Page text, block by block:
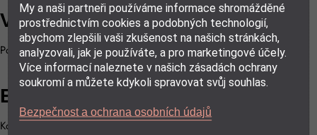
Vždy po ruke
Pomôcka je veľmi ľahká a vďaka tomu prenosná.
Ergonomický dizajn
Konštrukcia s ergonomickým tvarom písmena U.
My a naši partneři používáme informace shromážděné
prostřednictvím cookies a podobných technologií,
abychom zlepšili vaši zkušenost na našich stránkách,
analyzovali, jak je používáte, a pro marketingové účely.
Více informací naleznete v našich zásadách ochrany
soukromí a můžete kdykoli spravovat svůj souhlas.
Bezpečnost a ochrana osobních údajů